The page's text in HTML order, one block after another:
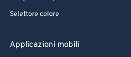
Selettore colore
Applicazioni mobili